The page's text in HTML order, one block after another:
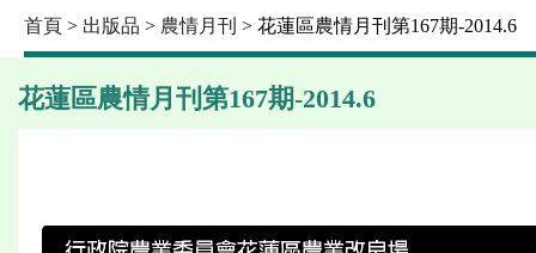
首頁 > 出版品 > 農情月刊 > 花蓮區農情月刊第167期-2014.6
花蓮區農情月刊第167期-2014.6